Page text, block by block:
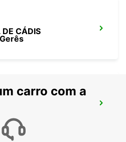
CÁDIS
SHERRY PARK
- SPAIN
carro com a